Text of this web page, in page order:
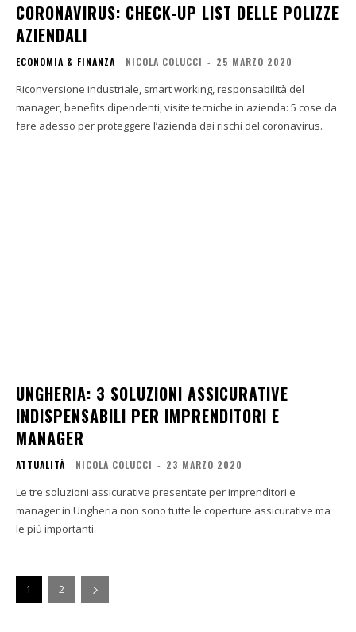
CORONAVIRUS: CHECK-UP LIST DELLE POLIZZE
AZIENDALI
ECONOMIA & FINANZA NICOLA COLUCCI - 25 MARZO 2020
Riconversione industriale, smart working, responsabilità del
manager, benefits dipendenti, visite tecniche in azienda: 5 cose da
fare adesso per proteggere l’azienda dai rischi del coronavirus.
UNGHERIA: 3 SOLUZIONI ASSICURATIVE
INDISPENSABILI PER IMPRENDITORI E
MANAGER
ATTUALITÀ NICOLA COLUCCI - 23 MARZO 2020
Le tre soluzioni assicurative presentate per imprenditori e
manager in Ungheria non sono tutte le coperture assicurative ma
le più importanti.
1 2